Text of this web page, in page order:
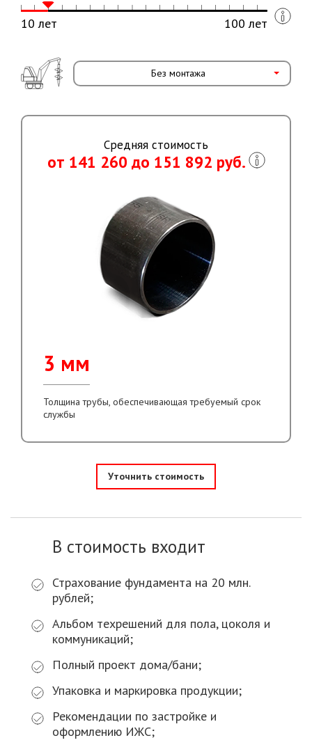
10 лет 100 лет
Без монтажа
Средняя стоимость
от 141 260 до 151 892 руб.
3 мм
Толщина трубы, обеспечивающая требуемый срок
службы
Уточнить стоимость
В стоимость входит
Страхование фундамента на 20 млн.
рублей;
Альбом техрешений для пола, цоколя и
коммуникаций;
Полный проект дома/бани;
Упаковка и маркировка продукции;
Рекомендации по застройке и
оформлению ИЖС;